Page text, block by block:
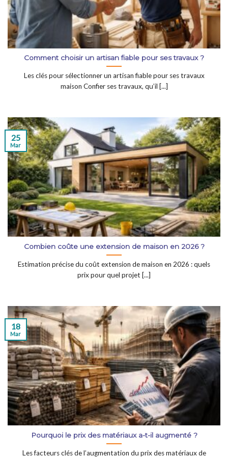
Comment choisir un artisan fiable pour ses travaux ?
Les clés pour sélectionner un artisan fiable pour ses travaux
maison Confier ses travaux, qu’il [...]
Combien coûte une extension de maison en 2026 ?
Estimation précise du coût extension de maison en 2026 : quels
prix pour quel projet [...]
25
Mar
Pourquoi le prix des matériaux a-t-il augmenté ?
Les facteurs clés de l’augmentation du prix des matériaux de
18
Mar